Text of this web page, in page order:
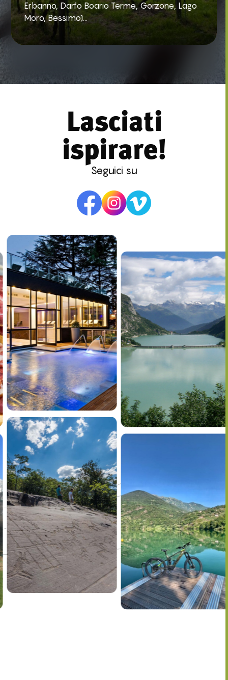
Erbanno, Darfo Boario Terme, Gorzone, Lago
Moro, Bessimo)...
Lasciati
ispirare!
Seguici su